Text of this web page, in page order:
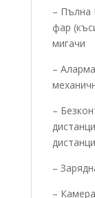
– Пълна
фар
мигачи
–
–
–
–